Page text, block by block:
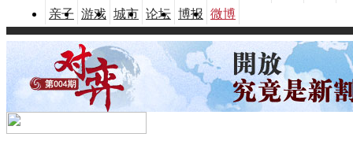
亲子 游戏 城市 论坛 博报 微博